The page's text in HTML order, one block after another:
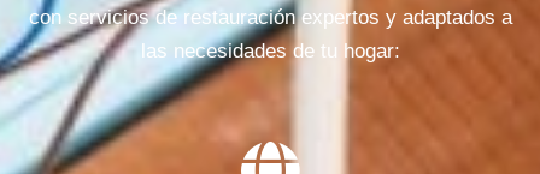
con servicios de restauración expertos y adaptados a
las necesidades de tu hogar: